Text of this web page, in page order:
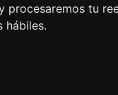
procesaremos tu
hábiles.